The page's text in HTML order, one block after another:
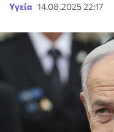
Υγεία 14.08.2025 22:17